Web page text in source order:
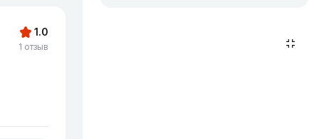
1.0
1 отзыв